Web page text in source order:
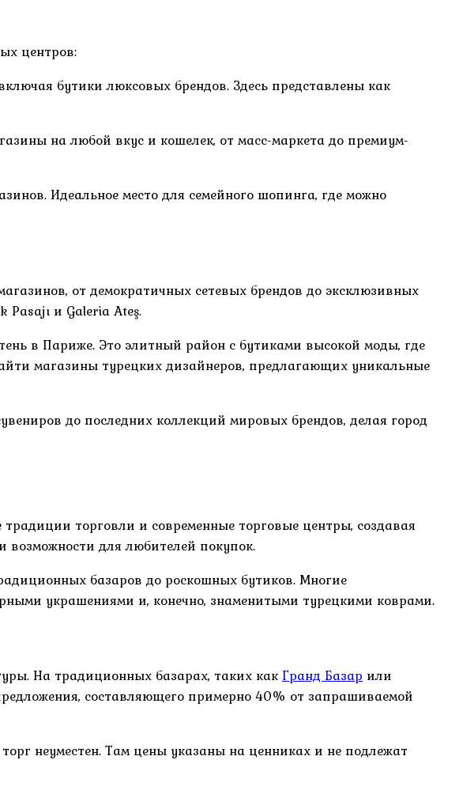
центров:
бутики люксовых брендов. Здесь представлены как
на любой вкус и кошелек, от масс-маркета до премиум-
Идеальное место для семейного шопинга, где можно
от демократичных сетевых брендов до эксклюзивных
Pasajı и Galeria Ateş.
в Париже. Это элитный район с бутиками высокой моды, где
магазины турецких дизайнеров, предлагающих уникальные
до последних коллекций мировых брендов, делая город
торговли и современные торговые центры, создавая
для любителей покупок.
базаров до роскошных бутиков. Многие
украшениями и, конечно, знаменитыми турецкими коврами.
На традиционных базарах, таких какГранд Базар или
составляющего примерно 40% от запрашиваемой
неуместен. Там цены указаны на ценниках и не подлежат